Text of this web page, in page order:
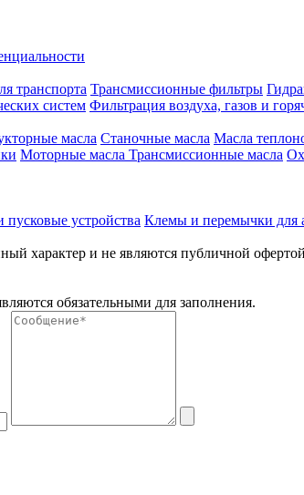
транспорта Трансмиссионные фильтры
систем Фильтрация воздуха, газов и
масла Станочные масла Масла
Моторные масла Трансмиссионные масла
пусковые устройства Клемы и перемычки для
характер и не являются публичной
обязательными для заполнения.